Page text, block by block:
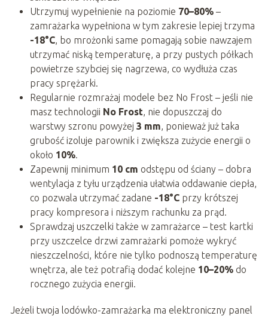
Utrzymuj wypełnienie na poziomie 70–80%–
zamrażarka wypełniona w tym zakresie lepiej trzyma
-18°C, bo mrożonki same pomagają sobie nawzajem
utrzymać niską temperaturę, a przy pustych półkach
powietrze szybciej się nagrzewa, co wydłuża czas
pracy sprężarki.
Regularnie rozmrażaj modele bez No Frost – jeśli nie
masz technologii No Frost , nie dopuszczaj do
warstwy szronu powyżej 3 mm , ponieważ już taka
grubość izoluje parownik i zwiększa zużycie energii o
około 10%.
Zapewnij minimum 10 cm odstępu od ściany – dobra
wentylacja z tyłu urządzenia ułatwia oddawanie ciepła,
co pozwala utrzymać zadane -18°Cprzy krótszej
pracy kompresora i niższym rachunku za prąd.
Sprawdzaj uszczelki także w zamrażarce – test kartki
przy uszczelce drzwi zamrażarki pomoże wykryć
nieszczelności, które nie tylko podnoszą temperaturę
wnętrza, ale też potrafią dodać kolejne 10–20%do
rocznego zużycia energii.
Jeżeli twoja lodówko-zamrażarka ma elektroniczny panel